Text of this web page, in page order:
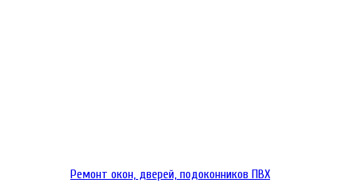
Ремонт окон, дверей, подоконников ПВХ